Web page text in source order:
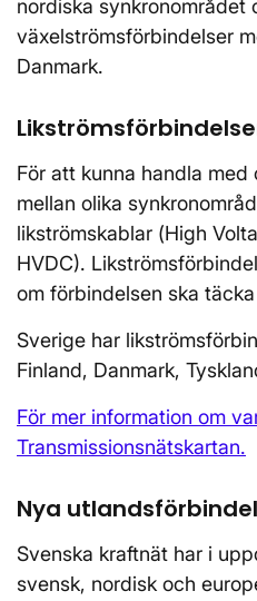
nordiska synkronområdet
växelströmsförbindelser
Danmark.
För att kunna handla
mellan olika
likströmskablar (High
HVDC).
om förbindelsen ska
Sverige har
Finland, Danmark,
För mer information om
Transmissionsnätskartan.
Nya
Svenska kraftnät har i
svensk, nordisk och